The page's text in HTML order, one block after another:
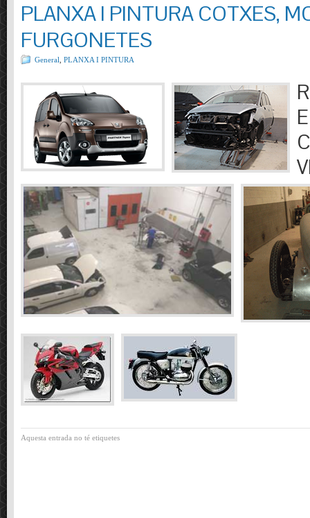
PLANXA I PINTURA COTXES,
FURGONETES
General PLANXA I PINTURA
Aquesta entrada no té etiquetes